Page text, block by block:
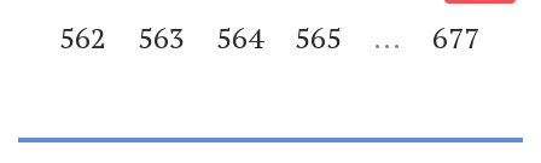
562
563 564 565 ... 677